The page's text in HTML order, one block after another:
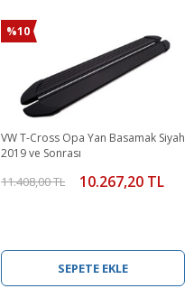
%10
VW T-Cross Opa Yan Basamak Siyah
2019 ve Sonrası
11.408,00 TL 10.267,20 TL
SEPETE EKLE